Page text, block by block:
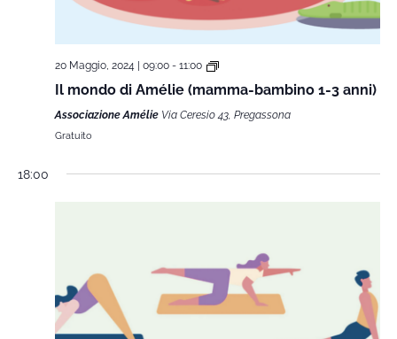
20 Maggio, 2024 | 09:00- 11:00
Il mondo di Amélie (mamma-bambino 1-3 anni)
Associazione Amélie Via Ceresio 43, Pregassona
Gratuito
18:00